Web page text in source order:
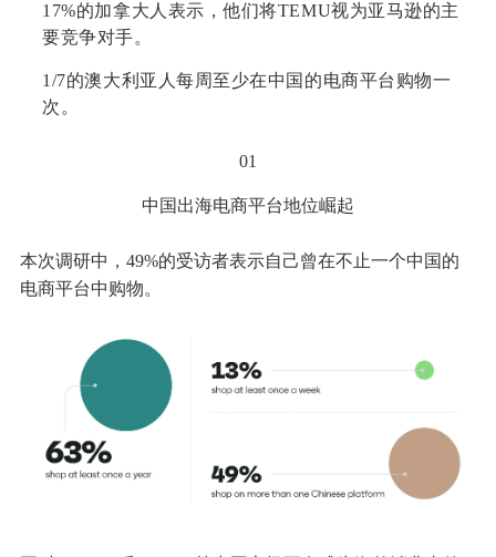
17%的加拿大人表示，他们将TEMU视为亚马逊的主
要竞争对手。
1/7的澳大利亚人每周至少在中国的电商平台购物一
次。
01
中国出海电商平台地位崛起
本次调研中，49%的受访者表示自己曾在不止一个中国的
电商平台中购物。